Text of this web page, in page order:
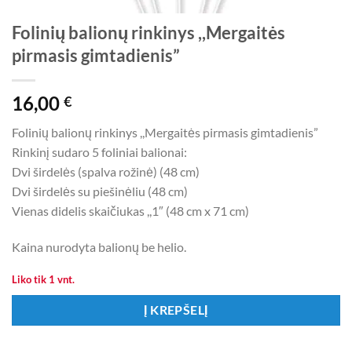
Folinių balionų rinkinys ,,Mergaitės
pirmasis gimtadienis”
16,00 €
Folinių balionų rinkinys ,,Mergaitės pirmasis gimtadienis”
Rinkinį sudaro 5 foliniai balionai:
Dvi širdelės (spalva rožinė) (48 cm)
Dvi širdelės su piešinėliu (48 cm)
Vienas didelis skaičiukas ,,1″ (48 cm x 71 cm)
Kaina nurodyta balionų be helio.
Liko tik 1 vnt.
Į KREPŠELĮ